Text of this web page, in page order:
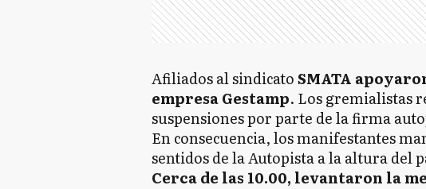
Afiliados al sindicatoSMATA
empresa Gestamp. Los gremialistas
suspensiones por parte de la firma
En consecuencia, los manifestantes
sentidos de la Autopista a la altura del
Cerca de las 10.00, levantaron la